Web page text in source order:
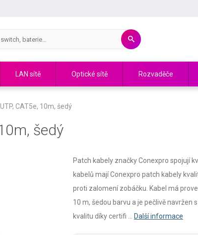
LAN sítě Optické sítě Rozvaděče
CAT5e, 10m, šedý
šedý
Patch kabely značky Conexpro spojují
kabelů mají Conexpro patch kabely
proti zalomení zobáčku. Kabel má
10 m, šedou barvu a je pečlivě navržen
kvalitu díky certifi ...
Další informace